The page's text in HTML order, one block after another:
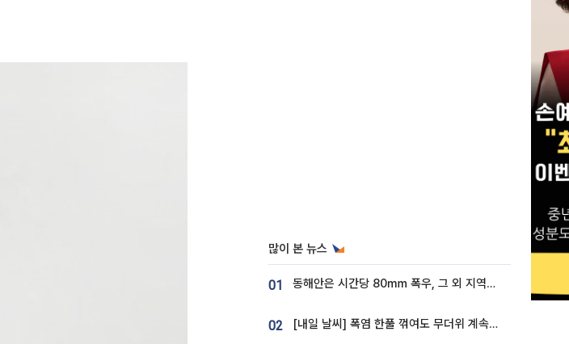
많이 본 뉴스
01 동해안은 시간당 80㎜ 폭우, 그 외 지역은 폭염…‘극과 극 날씨’
02 [내일 날씨] 폭염 한풀 꺾여도 무더위 계속⋯동해안 이틀 연속 비